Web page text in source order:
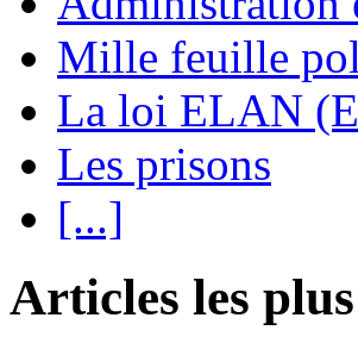
Mille feuille
La loi ELAN
Les prisons
[...]
Articles les